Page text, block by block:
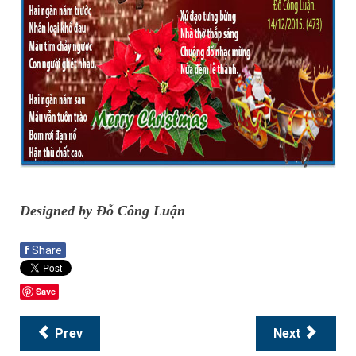
Designed by Đỗ Công Luận
f Share
Save
Prev Next